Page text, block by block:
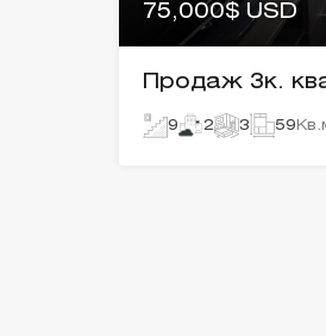
75,000$ USD
Продаж 3к.
9 2 3 59